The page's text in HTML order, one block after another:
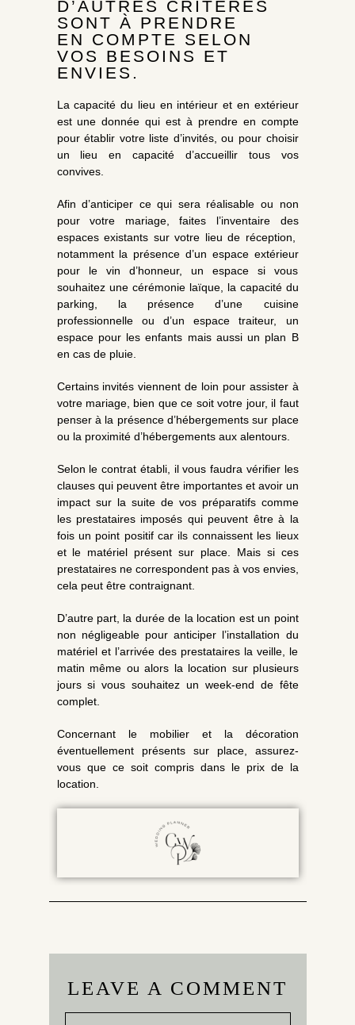
D’AUTRES CRITÈRES
SONT À PRENDRE
EN COMPTE SELON
VOS BESOINS ET
ENVIES.
La capacité du lieu en intérieur et en extérieur
est une donnée qui est à prendre en compte
pour établir votre liste d’invités, ou pour choisir
un lieu en capacité d’accueillir tous vos
convives.
Afin d’anticiper ce qui sera réalisable ou non
pour votre mariage, faites l’inventaire des
espaces existants sur votre lieu de réception,
notamment la présence d’un espace extérieur
pour le vin d’honneur, un espace si vous
souhaitez une cérémonie laïque, la capacité du
parking, la présence d’une cuisine
professionnelle ou d’un espace traiteur, un
espace pour les enfants mais aussi un plan B
en cas de pluie.
Certains invités viennent de loin pour assister à
votre mariage, bien que ce soit votre jour, il faut
penser à la présence d’hébergements sur place
ou la proximité d’hébergements aux alentours.
Selon le contrat établi, il vous faudra vérifier les
clauses qui peuvent être importantes et avoir un
impact sur la suite de vos préparatifs comme
les prestataires imposés qui peuvent être à la
fois un point positif car ils connaissent les lieux
et le matériel présent sur place. Mais si ces
prestataires ne correspondent pas à vos envies,
cela peut être contraignant.
D’autre part, la durée de la location est un point
non négligeable pour anticiper l’installation du
matériel et l’arrivée des prestataires la veille, le
matin même ou alors la location sur plusieurs
jours si vous souhaitez un week-end de fête
complet.
Concernant le mobilier et la décoration
éventuellement présents sur place, assurez-
vous que ce soit compris dans le prix de la
location.
LEAVE A COMMENT